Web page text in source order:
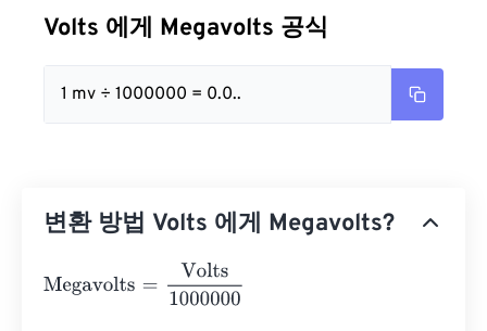
Volts 에게 Megavolts 공식
1 mv ÷ 1000000 = 0.0..
변환 방법 Volts 에게 Megavolts?
Megavolts 1000000